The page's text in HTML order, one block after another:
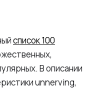
список 100
В описании
unnerving,